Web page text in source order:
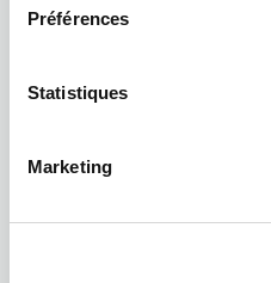
Préférences
Statistiques
Marketing